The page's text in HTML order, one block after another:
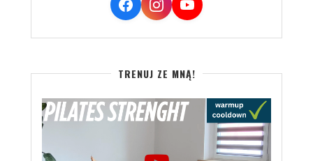
TRENUJ ZE MNĄ!